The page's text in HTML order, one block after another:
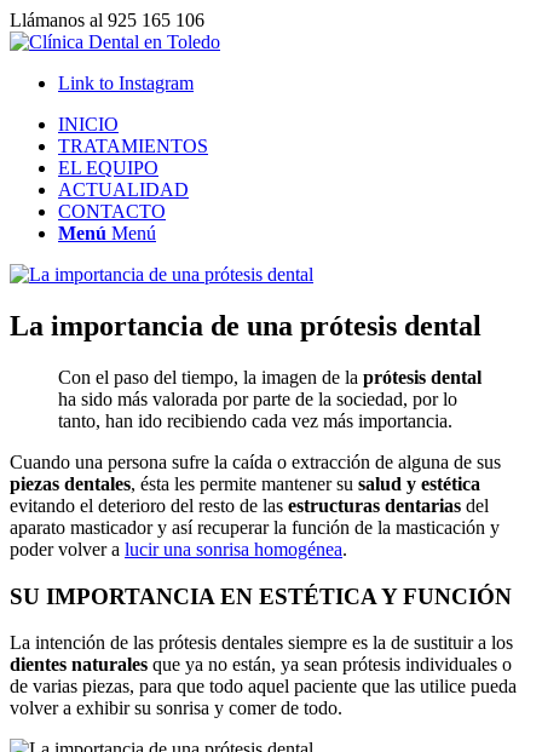
Llámanos al 925 165 106
Link to Instagram
INICIO
TRATAMIENTOS
EL EQUIPO
ACTUALIDAD
CONTACTO
Menú Menú
La importancia de una prótesis dental
Con el paso del tiempo, la imagen de la prótesis dental
ha sido más valorada por parte de la sociedad, por lo
tanto, han ido recibiendo cada vez más importancia.
Cuando una persona sufre la caída o extracción de alguna de sus
piezas dentales, ésta les permite mantener su salud y estética
evitando el deterioro del resto de las estructuras dentarias del
aparato masticador y así recuperar la función de la masticación y
poder volver a lucir una sonrisa homogénea.
SU IMPORTANCIA EN ESTÉTICA Y FUNCIÓN
La intención de las prótesis dentales siempre es la de sustituir a los
dientes naturales que ya no están, ya sean prótesis individuales o
de varias piezas, para que todo aquel paciente que las utilice pueda
volver a exhibir su sonrisa y comer de todo.